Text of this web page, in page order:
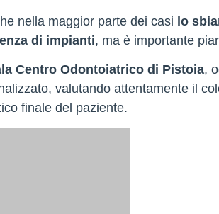
nella maggior parte dei casi lo
di impianti, ma è importante
Centro Odontoiatrico di Pistoia,
valutando attentamente il
finale del paziente.